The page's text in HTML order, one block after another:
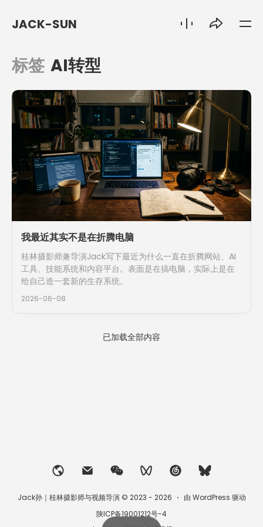
JACK-SUN
标签 AI转型
我最近其实不是在折腾电脑
桂林摄影师兼导演Jack写下最近为什么一直在折腾网站、AI
工具、技能系统和内容平台。表面是在搞电脑，实际上是在
给自己造一套新的生存系统。
2026-06-08
已加载全部内容
Jack孙｜桂林摄影师与视频导演 © 2023 - 2026
由 WordPress 驱动
陕ICP备19001212号-4